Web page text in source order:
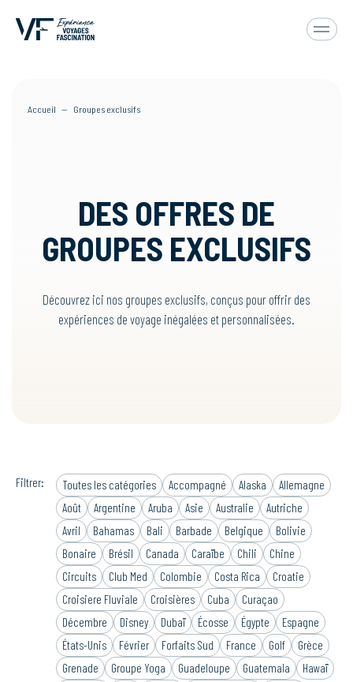
Accueil — Groupes exclusifs
DES OFFRES DE
GROUPES EXCLUSIFS
Découvrez ici nos groupes exclusifs, conçus pour offrir des
expériences de voyage inégalées et personnalisées.
Filtrer: Toutes les catégories Accompagné Alaska
Allemagne
Août
Argentine Aruba Asie Australie
Autriche
Avril
Bahamas Bali Barbade Belgique
Bolivie
Bonaire
Brésil Canada Caraïbe Chili
Chine
Circuits
Club Med Colombie Costa Rica
Croatie
Croisiere Fluviale
Croisières Cuba
Curaçao
Décembre
Disney Dubaï Écosse Égypte
Espagne
États-Unis
Février Forfaits Sud France Golf
Grèce
Grenade
Groupe Yoga Guadeloupe Guatemala
Hawaï